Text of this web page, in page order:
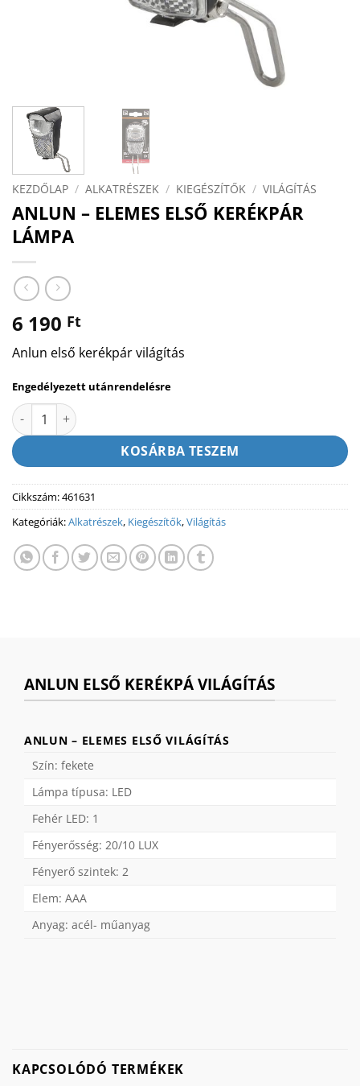
KEZDŐLAP / ALKATRÉSZEK / KIEGÉSZÍTŐK / VILÁGÍTÁS
ANLUN – ELEMES ELSŐ KERÉKPÁR
LÁMPA
6 190 Ft
Anlun első kerékpár világítás
Engedélyezett utánrendelésre
ANLUN - ELEMES ELSŐ KERÉKPÁR LÁMPA mennyiség
KOSÁRBA TESZEM
Cikkszám:461631
Kategóriák:Alkatrészek, Kiegészítők,Világítás
ANLUN ELSŐ KERÉKPÁ VILÁGÍTÁS
ANLUN – ELEMES ELSŐ VILÁGÍTÁS
Szín: fekete
Lámpa típusa: LED
Fehér LED: 1
Fényerősség: 20/10 LUX
Fényerő szintek: 2
Elem: AAA
Anyag: acél- műanyag
KAPCSOLÓDÓ TERMÉKEK